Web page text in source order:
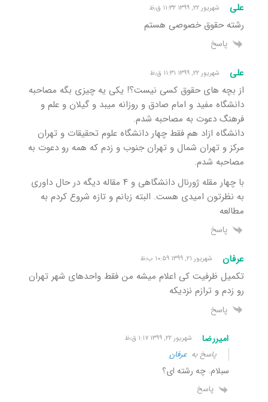
علی شهریور ۲۲, ۱۳۹۹ ۱۱:۳۲ ق٫ظ
رشته حقوق خصوصی هستم
پاسخ
علی شهریور ۲۲, ۱۳۹۹ ۱۱:۳۱ ق٫ظ
از بچه های حقوق کسی نیست؟! یکی یه چیزی بگه مصاحبه
دانشگاه مفید و امام صادق و روزانه میبد و گیلان و علم و
فرهنگ دعوت به مصاحبه شدم.
دانشگاه ازاد هم فقط چهار دانشگاه علوم تحقیقات و تهران
مرکز و تهران شمال و تهران جنوب و زدم که همه رو دعوت به
مصاحبه شدم.
با چهار مقله ژورنال دانشگاهی و ۴ مقاله دیگه در حال داوری
به نظرتون امیدی هست. البته زبانم و تازه شروع کردم به
مطالعه
پاسخ
عرفان شهریور ۲۱, ۱۳۹۹ ۱۰:۵۹ ب٫ظ
تکمیل ظرفیت کی اعلام میشه من فقط واحدهای شهر تهران
رو زدم و ترازم نزدیکه
پاسخ
امیررضا شهریور ۲۲, ۱۳۹۹ ۱:۱۷ ق٫ظ
پاسخ بهعرفان
سبلام. چه رشته ای؟
پاسخ